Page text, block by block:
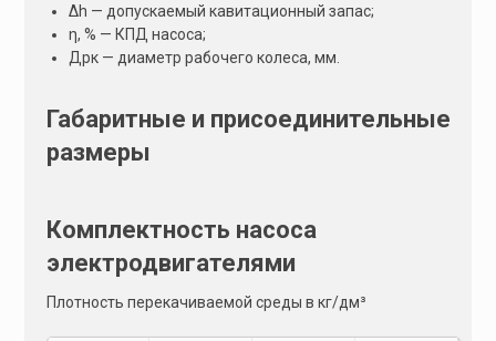
Δh — допускаемый кавитационный запас;
η, % — КПД насоса;
Дрк — диаметр рабочего колеса, мм.
Габаритные и присоединительные
размеры
Комплектность насоса
электродвигателями
Плотность перекачиваемой среды в кг/дм³